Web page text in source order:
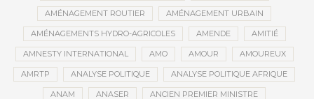
AMÉNAGEMENT ROUTIER AMÉNAGEMENT URBAIN
AMÉNAGEMENTS HYDRO-AGRICOLES AMENDE AMITIÉ
AMNESTY INTERNATIONAL AMO AMOUR AMOUREUX
AMRTP ANALYSE POLITIQUE ANALYSE POLITIQUE AFRIQUE
ANAM ANASER ANCIEN PREMIER MINISTRE